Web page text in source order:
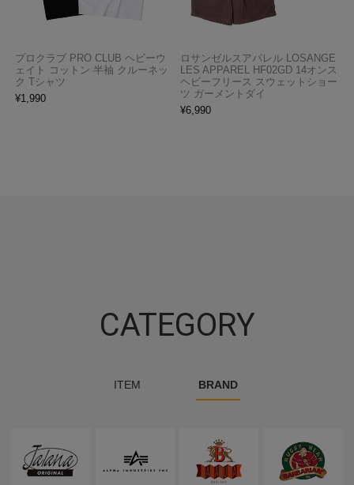
プロクラブ PRO CLUB ヘビーウ
ェイト コットン 半袖 クルーネッ
ク Tシャツ
¥1,990
ロサンゼルスアパレル LOSANGE
LES APPAREL HF02GD 14オンス
ヘビーフリース スウェットショー
ツ ガーメントダイ
¥6,990
CATEGORY
ITEM BRAND